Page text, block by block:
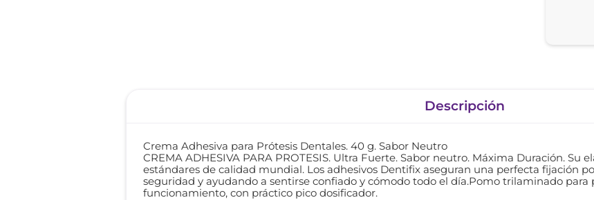
Descripción
Crema Adhesiva para Prótesis Dentales. 40 g. Sabor Neutro
CREMA ADHESIVA PARA PROTESIS. Ultra Fuerte. Sabor neutro. Máxima Duración. Su
estándares de calidad mundial. Los adhesivos Dentifix aseguran una perfecta fijación
seguridad y ayudando a sentirse confiado y cómodo todo el día.Pomo trilaminado para
funcionamiento, con práctico pico dosificador.